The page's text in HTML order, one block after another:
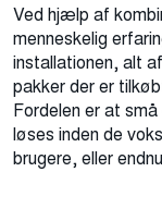
Ved hjælp af
menneskelig
installationen, alt
pakker der er
Fordelen er at
løses inden de
brugere, eller